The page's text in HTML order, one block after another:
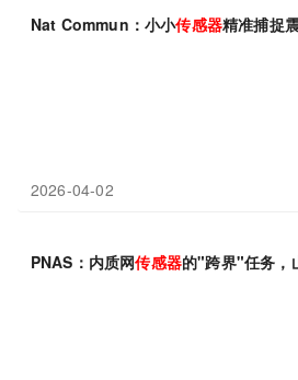
Nat Commun：小小传感器精准捕捉
2026-04-02
PNAS：内质网传感器的"跨界"任务，